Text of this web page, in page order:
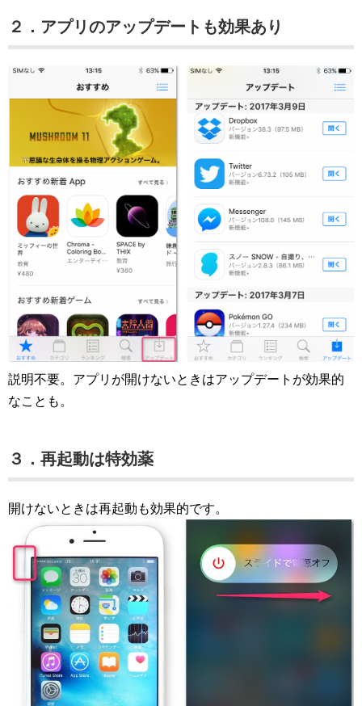
２．アプリのアップデートも効果あり
説明不要。アプリが開けないときはアップデートが効果的
なことも。
３．再起動は特効薬
開けないときは再起動も効果的です。